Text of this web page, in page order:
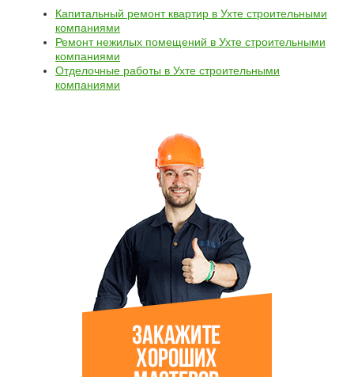
Капитальный ремонт квартир в Ухте строительными
компаниями
Ремонт нежилых помещений в Ухте строительными
компаниями
Отделочные работы в Ухте строительными
компаниями